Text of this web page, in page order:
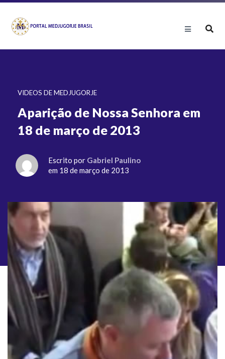
VIDEOS DE MEDJUGORJE
Aparição de Nossa Senhora em
18 de março de 2013
Escrito por Gabriel Paulino
em 18 de março de 2013